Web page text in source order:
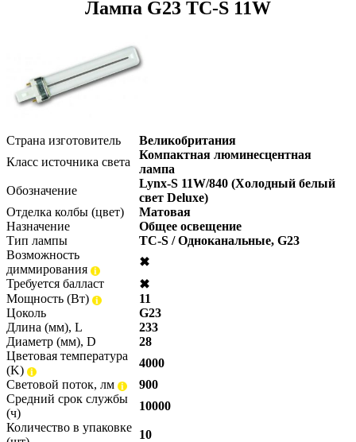
Лампа G23 TC-S 11W
Страна изготовитель
Великобритания
Класс источника света
Компактная люминесцентная
лампа
Обозначение
Lynx-S 11W/840 (Холодный белый
свет Deluxe)
Отделка колбы (цвет)
Матовая
Назначение
Общее освещение
Тип лампы
TC-S / Одноканальные, G23
Возможность
диммирования
✖
Требуется балласт
✖
Мощность (Вт)
11
Цоколь
G23
Длина (мм), L
233
Диаметр (мм), D
28
Цветовая температура
(K)
4000
Световой поток, лм
900
Средний срок службы
(ч)
10000
Количество в упаковке
10